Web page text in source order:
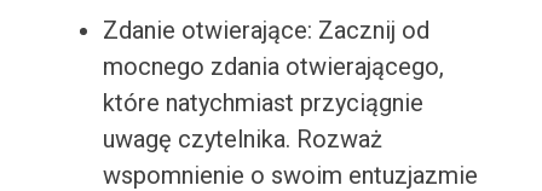
Zdanie otwierające: Zacznij od
mocnego zdania otwierającego,
które natychmiast przyciągnie
uwagę czytelnika. Rozważ
wspomnienie o swoim entuzjazmie